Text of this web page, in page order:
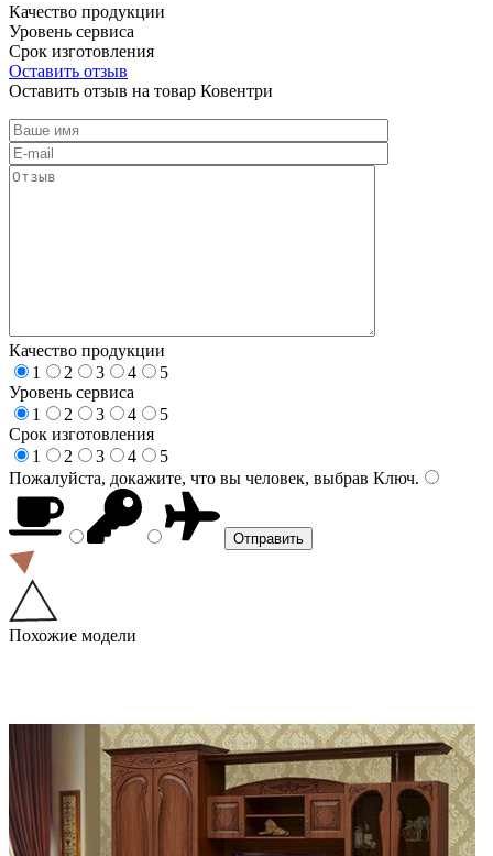
Качество продукции
Уровень сервиса
Срок изготовления
Оставить отзыв
Оставить отзыв на товар Ковентри
Качество продукции
1
2 3 4
5
Уровень сервиса
1
2 3 4
5
Срок изготовления
1
2 3 4
5
Пожалуйста, докажите, что вы человек, выбрав Ключ.
Похожие модели